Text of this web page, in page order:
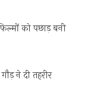
को पछाड़ बनी
ने दी तहरीर